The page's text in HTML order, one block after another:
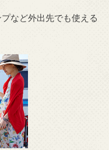
など外出先でも使える